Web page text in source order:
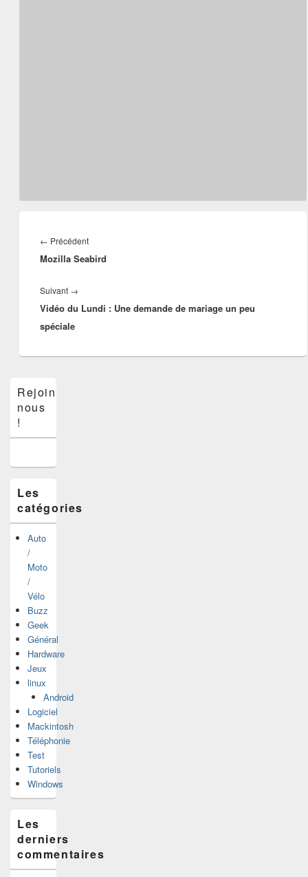
de
l’article
← PrécédentArticle
précédent :
Mozilla Seabird
Suivant →Article
suivant :
Vidéo du Lundi : Une demande de mariage un peu
spéciale
principale
de
widget
latérale
Rejoins-
nous
!
Les
catégories
Auto
/
Moto
/
Vélo
Buzz
Geek
Général
Hardware
Jeux
linux
Android
Logiciel
Mackintosh
Téléphonie
Test
Tutoriels
Windows
Les
derniers
commentaires